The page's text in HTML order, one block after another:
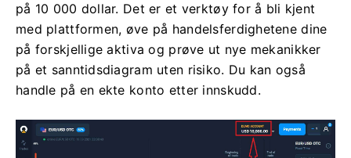
på 10 000 dollar. Det er et verktøy for å bli kjent
med plattformen, øve på handelsferdighetene dine
på forskjellige aktiva og prøve ut nye mekanikker
på et sanntidsdiagram uten risiko. Du kan også
handle på en ekte konto etter innskudd.